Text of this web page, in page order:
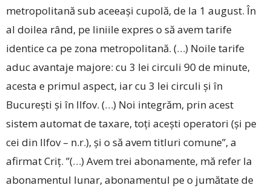
metropolitană sub aceeaşi cupolă, de la 1 august. În
al doilea rând, pe liniile expres o să avem tarife
identice ca pe zona metropolitană. (…) Noile tarife
aduc avantaje majore: cu 3 lei circuli 90 de minute,
acesta e primul aspect, iar cu 3 lei circuli şi în
Bucureşti şi în Ilfov. (…) Noi integrăm, prin acest
sistem automat de taxare, toţi aceşti operatori (și pe
cei din Ilfov – n.r.), și o să avem titluri comune”, a
afirmat Criţ. ”(…) Avem trei abonamente, mă refer la
abonamentul lunar, abonamentul pe o jumătate de